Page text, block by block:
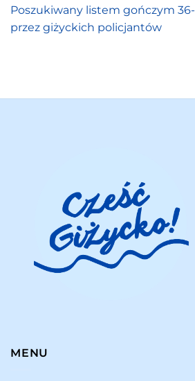
Poszukiwany listem gończym
przez giżyckich policjantów
MENU